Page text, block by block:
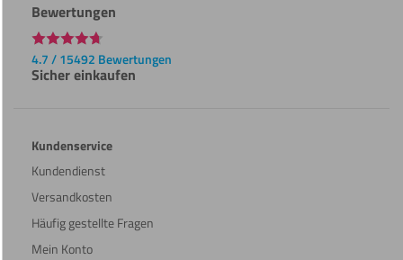
Bewertungen
4.7 / 15492 Bewertungen
Sicher einkaufen
Kundenservice
Kundendienst
Versandkosten
Häufig gestellte Fragen
Mein Konto